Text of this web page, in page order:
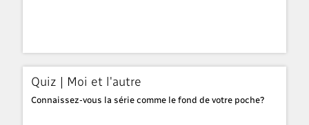
Quiz | Moi et l'autre
Connaissez-vous la série comme le fond de votre poche?